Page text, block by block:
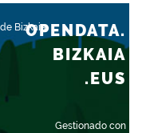
Bizkaia
Gestionado con
OPENDATA.
BIZKAIA
.EUS